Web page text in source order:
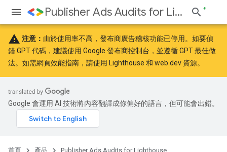
Publisher Ads Audits for Lighthouse
warning 注意： 由於使用率不高，發布商廣告稽核功能已停用。如要偵
錯 GPT 代碼，建議使用 Google 發布商控制台 ，並遵循 GPT最佳做
法。如需網頁效能指南，請使用 Lighthouse 和 web.dev 資源。
Google 會運用 AI 技術將內容翻譯成你偏好的語言，但可能會出錯。
首頁 產品 Publisher Ads Audits for Lighthouse